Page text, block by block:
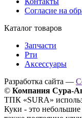
Согласие на
Каталог товаров
Запчасти
Рти
Аксессуары
Разработка сайта —
© Компания Сура-
ТПК «SURA»
Куки - это